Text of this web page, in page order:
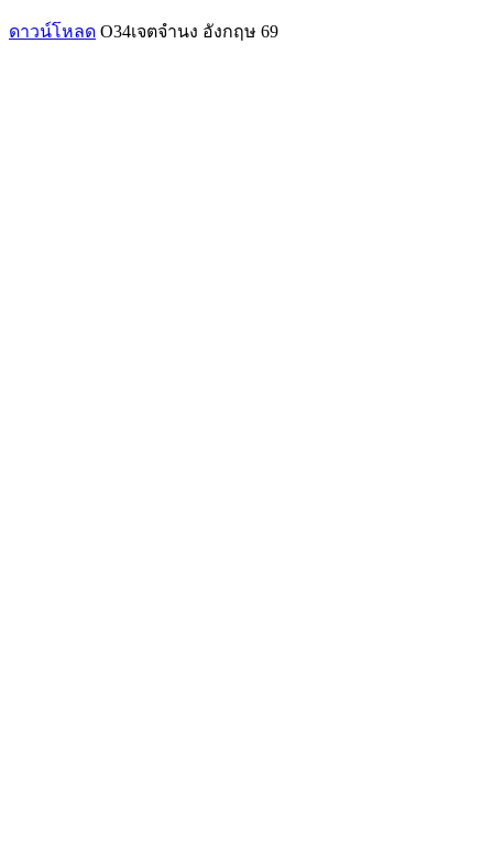
ดาวน์โหลด O34เจตจำนง อังกฤษ 69